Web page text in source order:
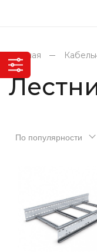
Главная
По популярности